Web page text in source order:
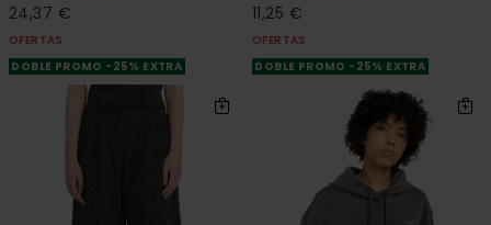
24,37 €
OFERTAS
DOBLE PROMO -25% EXTRA
11,25 €
OFERTAS
DOBLE PROMO -25% EXTRA